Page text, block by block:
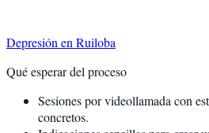
Depresión en Ruiloba
Qué esperar del proceso
Sesiones por videollamada con
concretos.